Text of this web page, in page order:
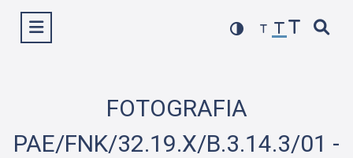
Wyświetl menu
FOTOGRAFIA
PAE/FNK/32.19.X/B.3.14.3/01 -